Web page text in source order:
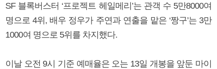
SF 블록버스터 ‘프로젝트 헤일메리’는 관객 수 5만8000여
명으로 4위, 배우 정우가 주연과 연출을 맡은 ‘짱구’는 3만
1000여 명으로 5위를 차지했다.
이날 오전 9시 기준 예매율은 오는 13일 개봉을 앞둔 마이